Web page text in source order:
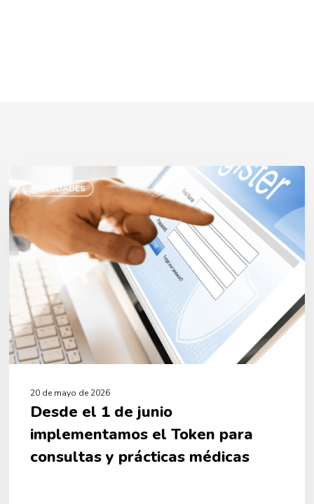
NOVEDADES
el
1
de
junio
implementamos
el
Token
para
consultas
y
prácticas
médicas
20 de mayo de 2026
Desde el 1 de junio
implementamos el Token para
consultas y prácticas médicas